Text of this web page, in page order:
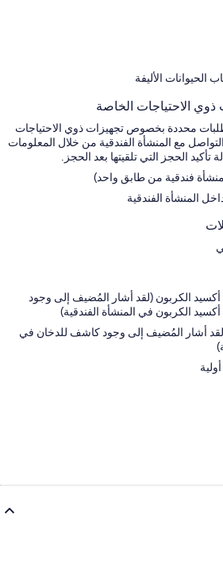
الحيوانات الأليفة
ذوي الاحتياجات الخاصة
محددة بخصوص تجهيزات ذوي الاحتياجات
مع المنشأة الفندقية من خلال المعلومات
تأكيد الحجز التي تلقيتها بعد الحجز.
فندقية من طابق واحد)
المنشأة الفندقية
الكربون (لقد أشار المُضيف إلى وجود
الكربون في المنشأة الفندقية)
أشار المُضيف إلى وجود كاشف للدخان في